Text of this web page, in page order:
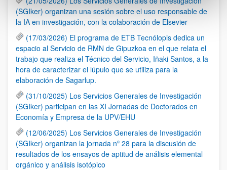
(SGIker) organizan una sesión sobre el uso responsable de
la IA en investigación, con la colaboración de Elsevier
(17/03/2026) El programa de ETB Tecnólopis dedica un
espacio al Servicio de RMN de Gipuzkoa en el que relata el
trabajo que realiza el Técnico del Servicio, Iñaki Santos, a la
hora de caracterizar el lúpulo que se utiliza para la
elaboración de Sagarlup.
(31/10/2025) Los Servicios Generales de Investigación
(SGIker) participan en las XI Jornadas de Doctorados en
Economía y Empresa de la UPV/EHU
(12/06/2025) Los Servicios Generales de Investigación
(SGIker) organizan la jornada nº 28 para la discusión de
resultados de los ensayos de aptitud de análisis elemental
orgánico y análisis isotópico